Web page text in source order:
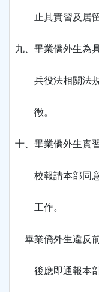
止其實習及居留
九、畢業僑外生為
兵役法相關法規
徵。
十、畢業僑外生實
校報請本部同意
工作。
畢業僑外生違反
後應即通報本部